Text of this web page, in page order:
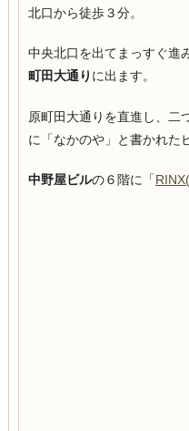
北口から徒歩３分。
中央北口を出てまっすぐ進
町田大通り に出ます。
原町田大通りを直進し、二
に「なかのや」と書かれた
中野屋ビルの６階に「